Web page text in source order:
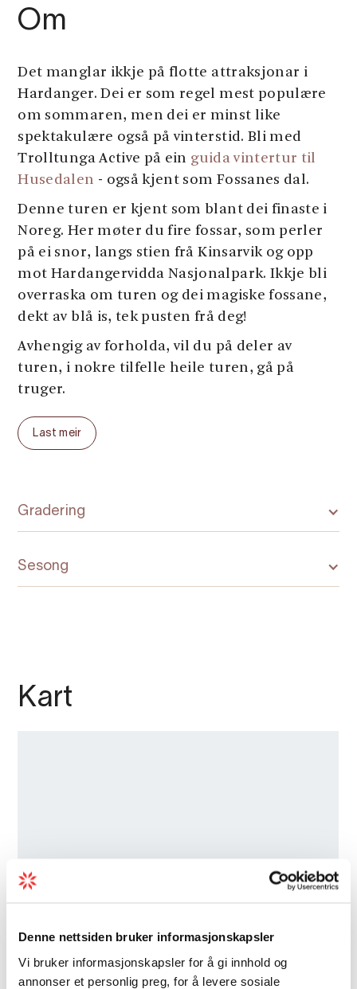
Denne nettsiden bruker informasjonskapsler
Vi bruker informasjonskapsler for å gi innhold og
annonser et personlig preg, for å levere sosiale
Om
Det manglar ikkje på flotte attraksjonar i
Hardanger. Dei er som regel mest populære
om sommaren, men dei er minst like
spektakulære også på vinterstid. Bli med
Trolltunga Active på ein guida vintertur til
Husedalen - også kjent som Fossanes dal.
Denne turen er kjent som blant dei finaste i
Noreg. Her møter du fire fossar, som perler
på ei snor, langs stien frå Kinsarvik og opp
mot Hardangervidda Nasjonalpark. Ikkje bli
overraska om turen og dei magiske fossane,
dekt av blå is, tek pusten frå deg!
Avhengig av forholda, vil du på deler av
turen, i nokre tilfelle heile turen, gå på
truger.
Last meir
Gradering
Sesong
Kart